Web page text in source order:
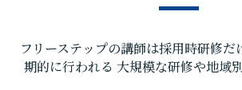
フリーステップは、そんな頑張る生
指しています。
豊津駅前教室でお伝えすることは、
フリーステップの講師は採用時研修だ
期的に行われる 大規模な研修や地域